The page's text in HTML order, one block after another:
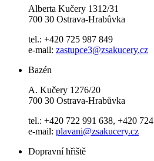
Alberta Kučery 1312/31
700 30 Ostrava-Hrabůvka
tel.: +420 725 987 849
e-mail: zastupce3@zsakucery.cz
Bazén
A. Kučery 1276/20
700 30 Ostrava-Hrabůvka
tel.: +420 722 991 638, +420
e-mail: plavani@zsakucery.cz
Dopravní hřiště